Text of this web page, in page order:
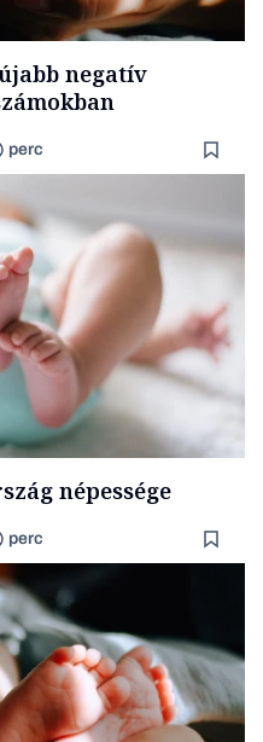
negatív
perc
népessége
perc